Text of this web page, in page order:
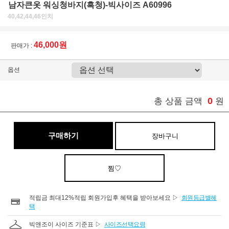
남자큰옷 워싱청바지(흑청)-빅사이즈 A60996
40,42,44,46인치
판매가 : 46,000원
옵션
총 상품 금액 0 원
구매하기 장바구니
찜♡
적립금 최대12%적립 회원가입후 혜택을 받아보세요 ▷
회원등급별혜
택
빅앤조이 사이즈 기준표 ▷ 사이즈선택요령